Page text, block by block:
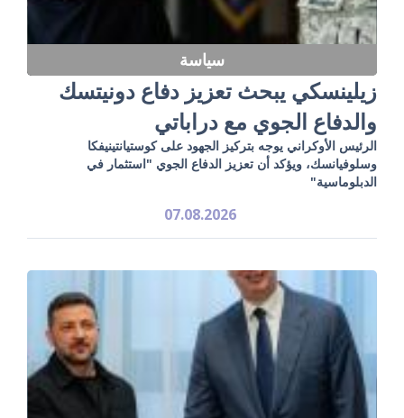
سياسة
زيلينسكي يبحث تعزيز دفاع دونيتسك
والدفاع الجوي مع دراباتي
الرئيس الأوكراني يوجه بتركيز الجهود على كوستيانتينيفكا
وسلوفيانسك، ويؤكد أن تعزيز الدفاع الجوي "استثمار في
الدبلوماسية"
07.08.2026